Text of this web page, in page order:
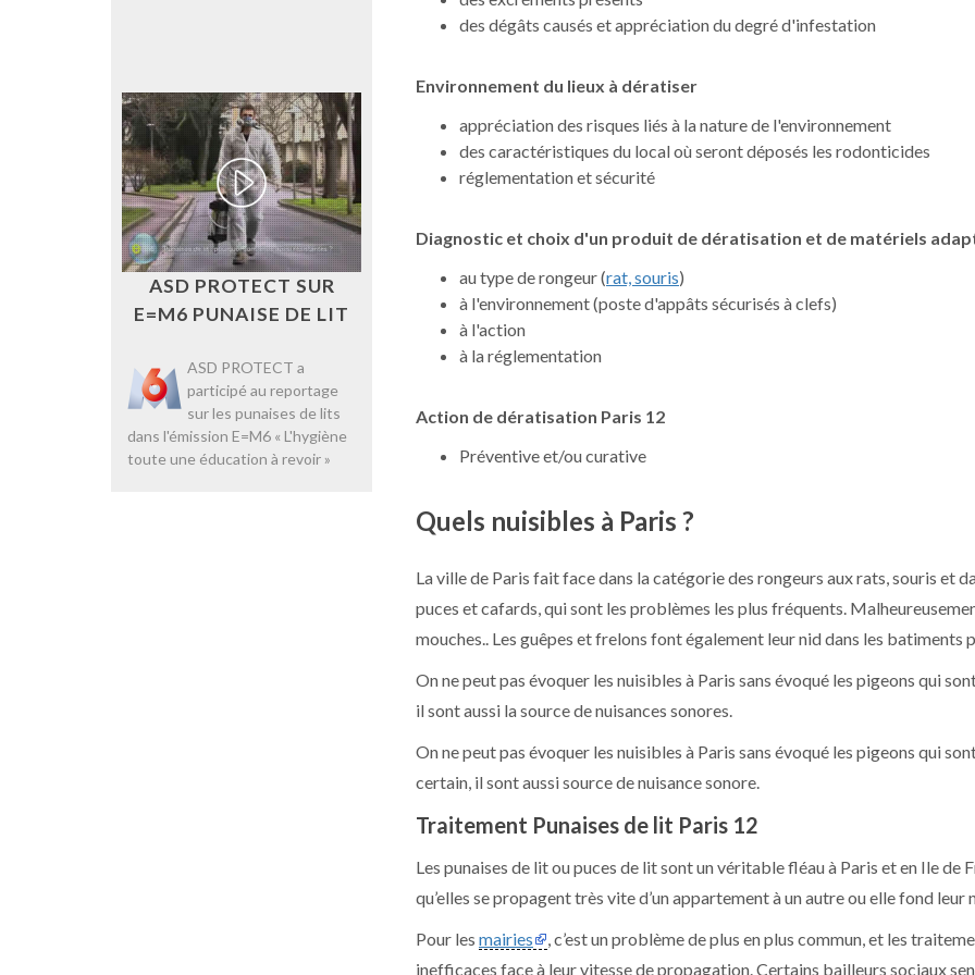
des dégâts causés et appréciation du degré d'infestation
Environnement du lieux à dératiser
appréciation des risques liés à la nature de l'environnement
des caractéristiques du local où seront déposés les rodonticides
réglementation et sécurité
Diagnostic et choix d'un produit de dératisation et de matériels
au type de rongeur (rat, souris)
à l'environnement (poste d'appâts sécurisés à clefs)
à l'action
à la réglementation
Action de dératisation Paris 12
Préventive et/ou curative
Quels nuisibles à Paris ?
La ville de Paris fait face dans la catégorie des rongeurs aux rats, souris et
puces et cafards, qui sont les problèmes les plus fréquents.
mouches.. Les guêpes et frelons font également leur nid dans les batiments
On ne peut pas évoquer les nuisibles à Paris sans évoqué les pigeons qui
il sont aussi la source de nuisances sonores.
On ne peut pas évoquer les nuisibles à Paris sans évoqué les pigeons qui
certain, il sont aussi source de nuisance sonore.
Traitement Punaises de lit Paris 12
Les punaises de lit ou puces de lit sont un véritable fléau à Paris et en Ile de
qu’elles se propagent très vite d’un appartement à un autre ou elle fond leur
Pour les mairies
, c’est un problème de plus en plus commun, et les
inefficaces face à leur vitesse de propagation. Certains bailleurs sociaux
ASD PROTECT SUR
E=M6 PUNAISE DE LIT
ASD PROTECT a
participé au reportage
sur les punaises de lits
dans l'émission E=M6 « L'hygiène
toute une éducation à revoir »